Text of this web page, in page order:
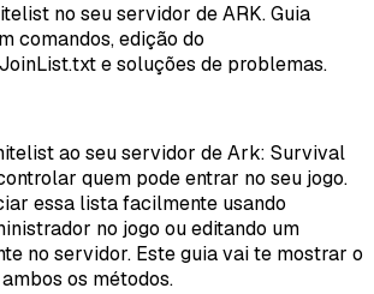
no seu servidor de ARK. Guia
comandos, edição do
e soluções de problemas.
ao seu servidor de Ark: Survival
quem pode entrar no seu jogo.
essa lista facilmente usando
no jogo ou editando um
no servidor. Este guia vai te mostrar o
os métodos.